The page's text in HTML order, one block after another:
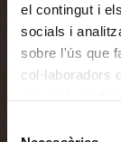
el contingut i
socials i
sobre l'ús que
col·laboradors